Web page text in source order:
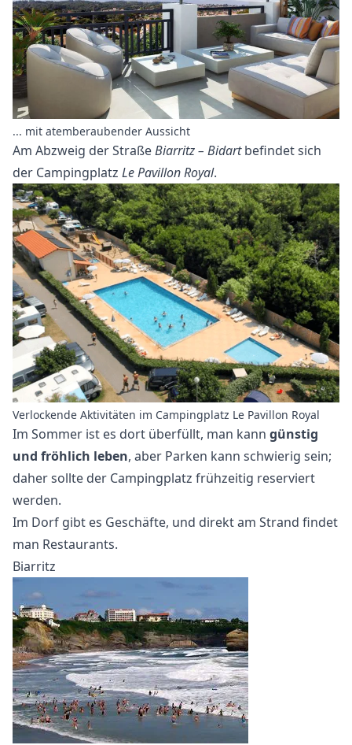
... mit atemberaubender Aussicht
Am Abzweig der StraßeBiarritz – Bidartbefindet sich
der Campingplatz Le Pavillon Royal.
Verlockende Aktivitäten im Campingplatz Le Pavillon Royal
Im Sommer ist es dort überfüllt, man kann günstig
und fröhlich leben, aber Parken kann schwierig sein;
daher sollte der Campingplatz frühzeitig reserviert
werden.
Im Dorf gibt es Geschäfte, und direkt am Strand findet
man Restaurants.
Biarritz